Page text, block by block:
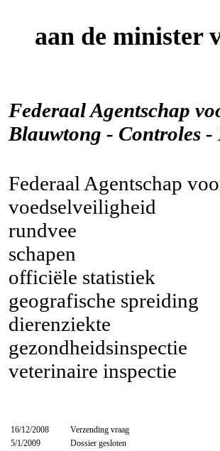
aan de minister
Federaal Agentschap
Blauwtong - Controles -
Federaal Agentschap
voedselveiligheid
rundvee
schapen
officiële statistiek
geografische spreiding
dierenziekte
gezondheidsinspectie
veterinaire inspectie
16/12/2008
Verzending vraag
5/1/2009
Dossier gesloten